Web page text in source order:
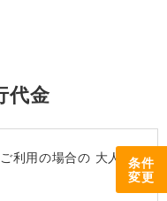
条件
変更
代金
ご利用の場合の 大人1